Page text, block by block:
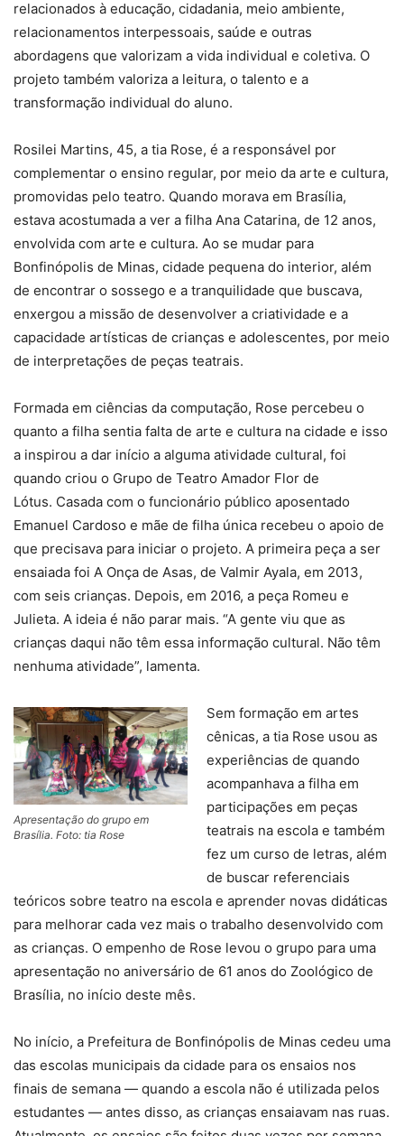
relacionados à educação, cidadania, meio ambiente,
relacionamentos interpessoais, saúde e outras
abordagens que valorizam a vida individual e coletiva. O
projeto também valoriza a leitura, o talento e a
transformação individual do aluno.
Rosilei Martins, 45, a tia Rose, é a responsável por
complementar o ensino regular, por meio da arte e cultura,
promovidas pelo teatro. Quando morava em Brasília,
estava acostumada a ver a filha Ana Catarina, de 12 anos,
envolvida com arte e cultura. Ao se mudar para
Bonfinópolis de Minas, cidade pequena do interior, além
de encontrar o sossego e a tranquilidade que buscava,
enxergou a missão de desenvolver a criatividade e a
capacidade artísticas de crianças e adolescentes, por meio
de interpretações de peças teatrais.
Formada em ciências da computação, Rose percebeu o
quanto a filha sentia falta de arte e cultura na cidade e isso
a inspirou a dar início a alguma atividade cultural, foi
quando criou o Grupo de Teatro Amador Flor de
Lótus. Casada com o funcionário público aposentado
Emanuel Cardoso e mãe de filha única recebeu o apoio de
que precisava para iniciar o projeto. A primeira peça a ser
ensaiada foi A Onça de Asas, de Valmir Ayala, em 2013,
com seis crianças. Depois, em 2016, a peça Romeu e
Julieta. A ideia é não parar mais. “A gente viu que as
crianças daqui não têm essa informação cultural. Não têm
nenhuma atividade”, lamenta.
Apresentação do grupo em
Brasília. Foto: tia Rose
Sem formação em artes
cênicas, a tia Rose usou as
experiências de quando
acompanhava a filha em
participações em peças
teatrais na escola e também
fez um curso de letras, além
de buscar referenciais
teóricos sobre teatro na escola e aprender novas didáticas
para melhorar cada vez mais o trabalho desenvolvido com
as crianças. O empenho de Rose levou o grupo para uma
apresentação no aniversário de 61 anos do Zoológico de
Brasília, no início deste mês.
No início, a Prefeitura de Bonfinópolis de Minas cedeu uma
das escolas municipais da cidade para os ensaios nos
finais de semana — quando a escola não é utilizada pelos
estudantes — antes disso, as crianças ensaiavam nas ruas.